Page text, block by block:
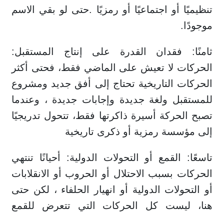
تنظيميًا أو اجتماعيًا أو رمزيًا .حتى لو بقي الاسم
موجودًا.
ثامنًا: فقدان القدرة على إنتاج المستقبل:
الحركات لا تعيش على الماضي فقط، فحتى أكثر
الحركات التاريخية تحتاج إلى أفق جديد ومشروع
للمستقبل ولغة جديدة وإجابات جديدة ، وعندما
تصبح الحركة أسيرة ذاكرتها فقط، تتحول تدريجيًا
إلى مؤسسة رمزية أو ذكرى تاريخية
تاسعًا: القمع أو التحولات الدولية: أحيانًا تنتهي
الحركات بسبب الاحتلال أو الحروب أو الانقلابات
أو التحولات الدولية أو انهيار الحلفاء ، لكن حتى
هنا، ليست كل الحركات التي تتعرض للقمع